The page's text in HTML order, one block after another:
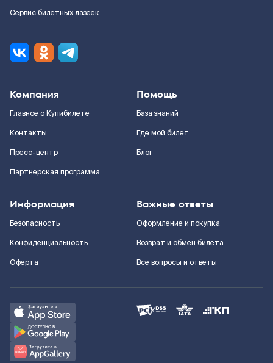
Сервис билетных лазеек
Компания
Главное о Купибилете
Контакты
Пресс-центр
Партнерская программа
Помощь
База знаний
Где мой билет
Блог
Информация
Безопасность
Конфиденциальность
Оферта
Важные ответы
Оформление и покупка
Возврат и обмен билета
Все вопросы и ответы